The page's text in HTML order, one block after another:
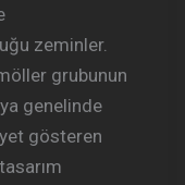
zeminler.
grubunun
genelinde
gösteren